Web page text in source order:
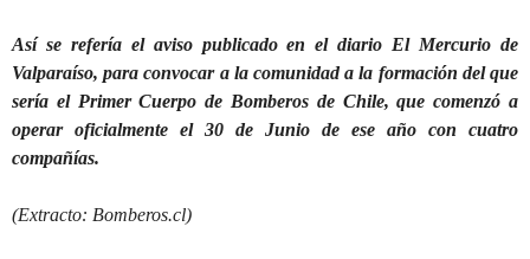
Así se refería el aviso publicado en el diario El Mercurio de
Valparaíso, para convocar a la comunidad a la formación del que
sería el Primer Cuerpo de Bomberos de Chile, que comenzó a
operar oficialmente el 30 de Junio de ese año con cuatro
compañías.
(Extracto: Bomberos.cl)